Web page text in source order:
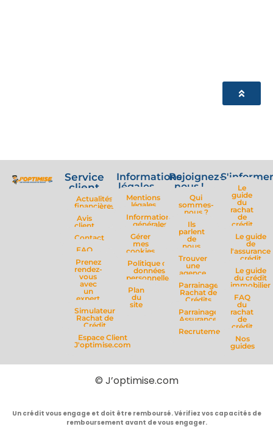
Service
client
Actualités
financières
Avis
client
Contact
FAQ
Prenez
rendez-
vous
avec
un
expert
Simulateur
Rachat de
Crédit
Espace Client
J'optimise.com
Informations
légales
Mentions
légales
Informations
générales
Gérer
mes
cookies
Politique de
données
personnelles
Plan
du
site
Rejoignez-
nous !
Qui
sommes-
nous ?
Ils
parlent
de
nous
Trouver
une
agence
Parrainage
Rachat de
Crédits
Parrainage
Assurance
Recrutement
Le
guide
du
rachat
de
crédit
Le guide
de
l'assurance
crédit
Le guide
du crédit
immobilier
FAQ
du
rachat
de
crédit
Nos
guides
© J’optimise.com
Un crédit vous engage et doit être remboursé. Vérifiez vos capacités de
remboursement avant de vous engager.